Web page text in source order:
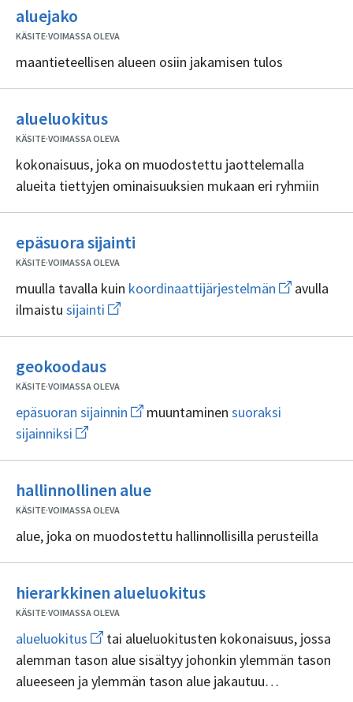
aluejako
sisällöntuottajia
KÄSITE·VOIMASSA OLEVA
maantieteellisen alueen osiin jakamisen tulos
alueluokitusEi
sisällöntuottajia
KÄSITE·VOIMASSA OLEVA
kokonaisuus, joka on muodostettu jaottelemalla
alueita tiettyjen ominaisuuksien mukaan eri ryhmiin
epäsuora sijainti
KÄSITE·VOIMASSA OLEVA
muulla tavalla kuin koordinaattijärjestelmän Avaa
uuden
avulla
ilmaistu sijainti Avaa
uuden
ikkunan
sijainti
geokoodausEi
sisällöntuottajia
KÄSITE·VOIMASSA OLEVA
epäsuoran sijainnin Avaa
uuden
epäsuoran
muuntaminen suoraksi
sijainniksi Avaa
uuden
ikkunan
suoraksi
sijainniksi
hallinnollinen alueEi
KÄSITE·VOIMASSA OLEVA
alue, joka on muodostettu hallinnollisilla perusteilla
hierarkkinen alueluokitusEi
sisällöntuottajia
KÄSITE·VOIMASSA OLEVA
alueluokitus Avaa
uuden
ikkunan
sivulle
alueluokitus
tai alueluokitusten kokonaisuus, jossa
alemman tason alue sisältyy johonkin ylemmän tason
alueeseen ja ylemmän tason alue jakautuu